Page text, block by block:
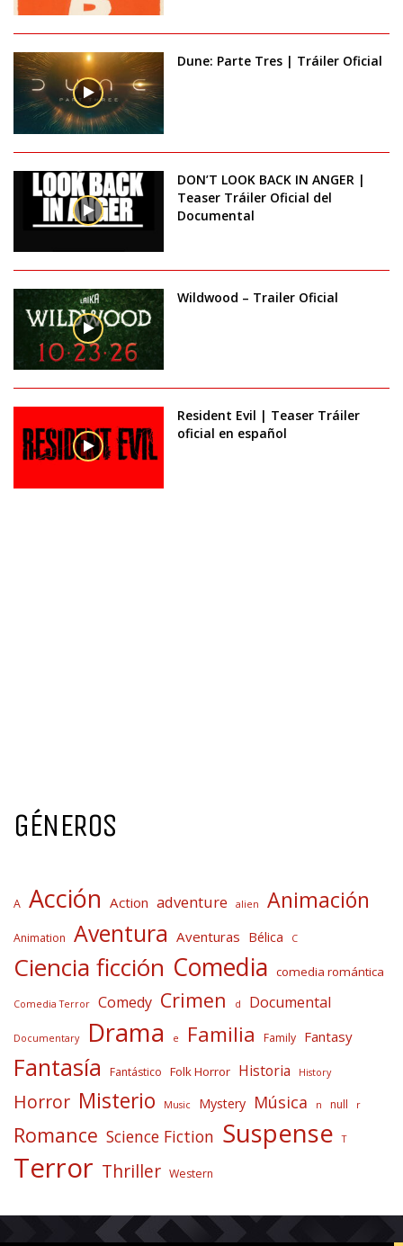
Dune: Parte Tres | Tráiler Oficial
DON’T LOOK BACK IN ANGER |
Teaser Tráiler Oficial del
Documental
Wildwood – Trailer Oficial
Resident Evil | Teaser Tráiler
oficial en español
GÉNEROS
A Acción Action adventure alien Animación
Animation Aventura Aventuras Bélica C
Ciencia ficción Comedia comedia romántica
Comedia Terror Comedy Crimen d Documental
Documentary Drama e Familia Family Fantasy
Fantasía Fantástico Folk Horror Historia History
Horror Misterio Music Mystery Música n null r
Romance Science Fiction Suspense T
Terror Thriller Western